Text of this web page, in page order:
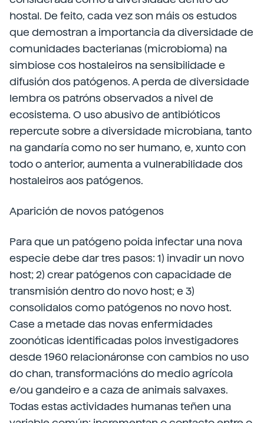
hostal. De feito, cada vez son máis os estudos
que demostran a importancia da diversidade de
comunidades bacterianas (microbioma) na
simbiose cos hostaleiros na sensibilidade e
difusión dos patógenos. A perda de diversidade
lembra os patróns observados a nivel de
ecosistema. O uso abusivo de antibióticos
repercute sobre a diversidade microbiana, tanto
na gandaría como no ser humano, e, xunto con
todo o anterior, aumenta a vulnerabilidade dos
hostaleiros aos patógenos.
Aparición de novos patógenos
Para que un patógeno poida infectar una nova
especie debe dar tres pasos: 1) invadir un novo
host; 2) crear patógenos con capacidade de
transmisión dentro do novo host; e 3)
consolidalos como patógenos no novo host.
Case a metade das novas enfermidades
zoonóticas identificadas polos investigadores
desde 1960 relacionáronse con cambios no uso
do chan, transformacións do medio agrícola
e/ou gandeiro e a caza de animais salvaxes.
Todas estas actividades humanas teñen una